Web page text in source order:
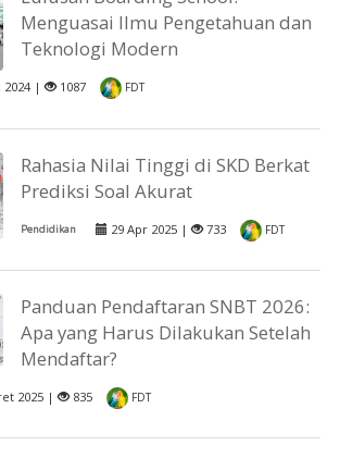
Menguasai Ilmu Pengetahuan dan
Teknologi Modern
2024 | 1087 FDT
Rahasia Nilai Tinggi di SKD Berkat
Prediksi Soal Akurat
Pendidikan 29 Apr 2025 | 733 FDT
Panduan Pendaftaran SNBT 2026:
Apa yang Harus Dilakukan Setelah
Mendaftar?
2025 | 835 FDT